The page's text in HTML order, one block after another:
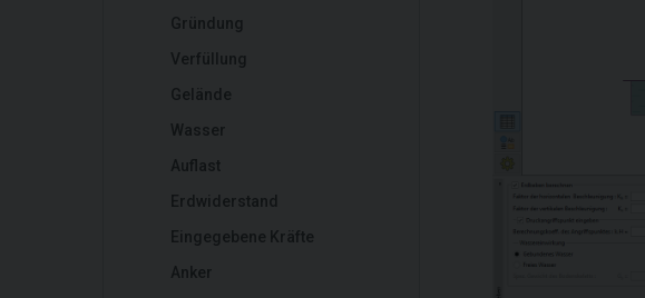
Gründung
Verfüllung
Gelände
Wasser
Auflast
Erdwiderstand
Eingegebene Kräfte
Anker